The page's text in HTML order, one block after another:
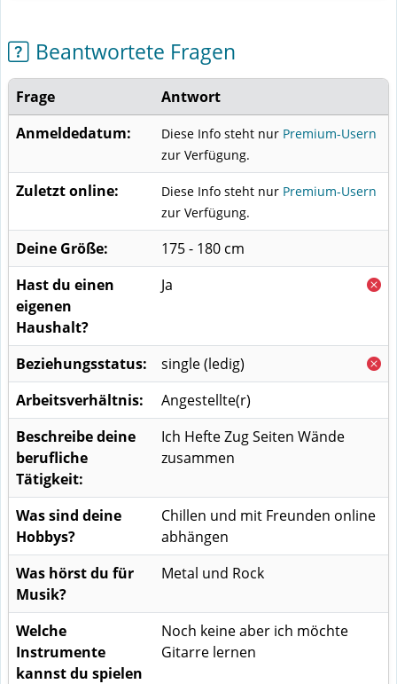
Beantwortete Fragen
Frage
Antwort
Anmeldedatum:
Diese Info steht nur Premium-Usern
zur Verfügung.
Zuletzt online: Diese Info steht nur Premium-Usern
zur Verfügung.
Deine Größe:
175 - 180 cm
Hast du einen
eigenen
Haushalt?
Ja
Beziehungsstatus:
single (ledig)
Arbeitsverhältnis:
Angestellte(r)
Beschreibe deine
berufliche
Tätigkeit:
Ich Hefte Zug Seiten Wände
zusammen
Was sind deine
Hobbys?
Chillen und mit Freunden online
abhängen
Was hörst du für
Musik?
Metal und Rock
Welche
Instrumente
kannst du spielen
Noch keine aber ich möchte
Gitarre lernen